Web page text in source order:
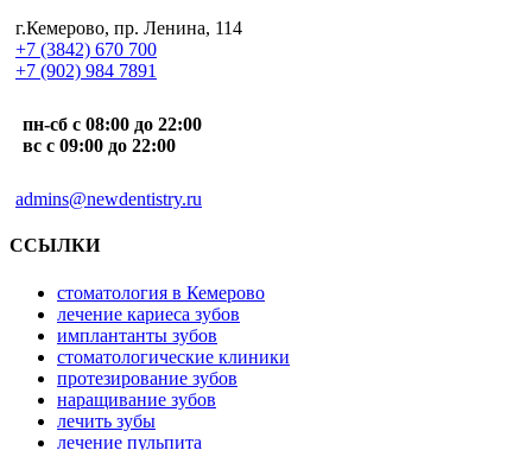
г.Кемерово, пр. Ленина, 114
+7 (3842) 670 700
+7 (902) 984 7891
пн-сб с 08:00 до 22:00
вс с 09:00 до 22:00
admins@newdentistry.ru
ССЫЛКИ
стоматология в Кемерово
лечение кариеса зубов
имплантанты зубов
стоматологические клиники
протезирование зубов
наращивание зубов
лечить зубы
лечение пульпита